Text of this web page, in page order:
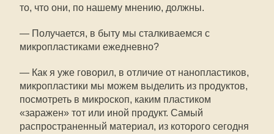
то, что они, по нашему мнению, должны.
— Получается, в быту мы сталкиваемся с
микропластиками ежедневно?
— Как я уже говорил, в отличие от нанопластиков,
микропластики мы можем выделить из продуктов,
посмотреть в микроскоп, каким пластиком
«заражен» тот или иной продукт. Самый
распространенный материал, из которого сегодня